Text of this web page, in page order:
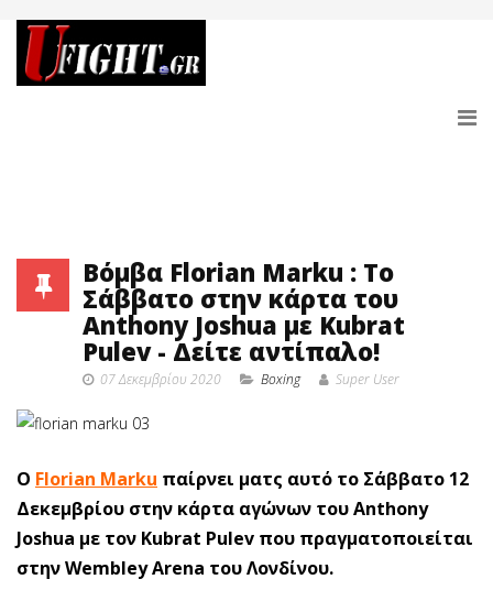
Βόμβα Florian Marku : Το
Σάββατο στην κάρτα του
Anthony Joshua με Kubrat
Pulev - Δείτε αντίπαλο!
07 Δεκεμβρίου 2020 Boxing Super User
Ο Florian Marku παίρνει ματς αυτό το Σάββατο 12
Δεκεμβρίου στην κάρτα αγώνων του Anthony
Joshua με τον Kubrat Pulev που πραγματοποιείται
στην Wembley Arena του Λονδίνου.